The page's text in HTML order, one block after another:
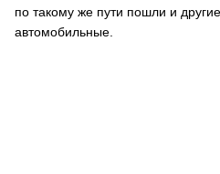
по такому же пути пошли и
автомобильные.